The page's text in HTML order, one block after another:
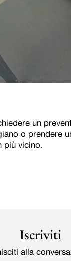
un
o prendere
più vicino.
Iscriviti
alla